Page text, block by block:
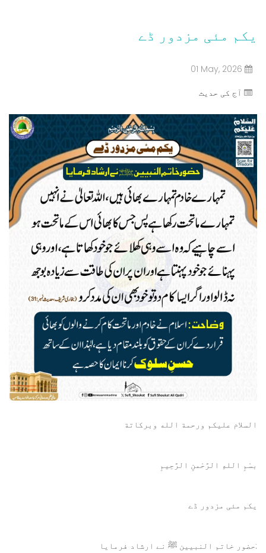
یکم مئی مزدور ڈے
01 May, 2026
آج کی حدیث
السلام عليكم ورحمة الله وبركاتة
بسْمِ اللهِ الرَّحْمنِ الرَّحِيمِ
یکم مئی مزدور ڈے
:حضور خاتم النبيين ﷺ نے ارشاد فرمایا